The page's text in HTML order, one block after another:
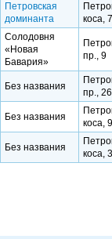
Петровская
доминанта
коса,
Солодовня
«Новая
Бавария»
пр., 9
Без названия
пр., 26
Без названия
коса, 9
Без названия
коса, 3